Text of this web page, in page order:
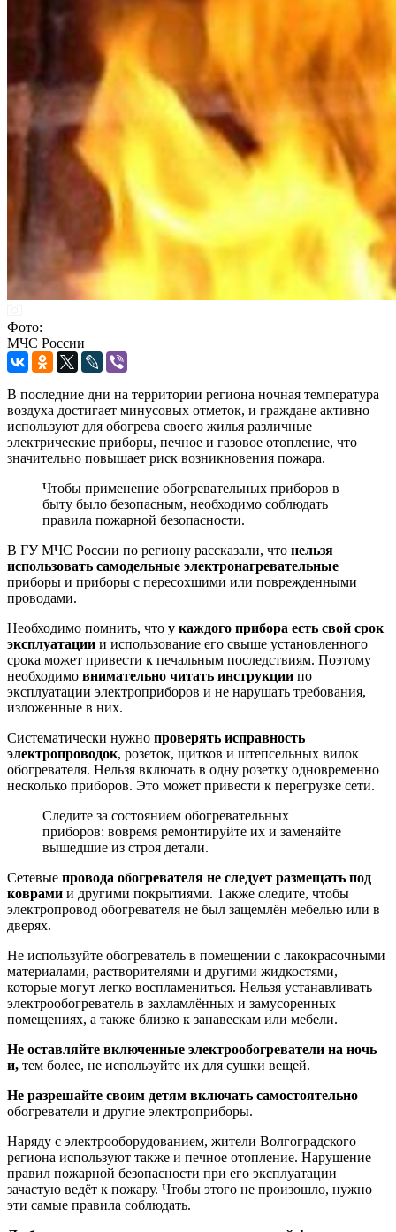
Фото:
МЧС России
В последние дни на территории региона ночная температура
воздуха достигает минусовых отметок, и граждане активно
используют для обогрева своего жилья различные
электрические приборы, печное и газовое отопление, что
значительно повышает риск возникновения пожара.
Чтобы применение обогревательных приборов в
быту было безопасным, необходимо соблюдать
правила пожарной безопасности.
В ГУ МЧС России по региону рассказали, что нельзя
использовать самодельные электронагревательные
приборы и приборы с пересохшими или поврежденными
проводами.
Необходимо помнить, что у каждого прибора есть свой срок
эксплуатации и использование его свыше установленного
срока может привести к печальным последствиям. Поэтому
необходимо внимательно читать инструкции по
эксплуатации электроприборов и не нарушать требования,
изложенные в них.
Систематически нужно проверять исправность
электропроводок, розеток, щитков и штепсельных вилок
обогревателя. Нельзя включать в одну розетку одновременно
несколько приборов. Это может привести к перегрузке сети.
Следите за состоянием обогревательных
приборов: вовремя ремонтируйте их и заменяйте
вышедшие из строя детали.
Сетевые провода обогревателя не следует размещать под
коврами и другими покрытиями. Также следите, чтобы
электропровод обогревателя не был защемлён мебелью или в
дверях.
Не используйте обогреватель в помещении с лакокрасочными
материалами, растворителями и другими жидкостями,
которые могут легко воспламениться. Нельзя устанавливать
электрообогреватель в захламлённых и замусоренных
помещениях, а также близко к занавескам или мебели.
Не оставляйте включенные электрообогреватели на ночь
и, тем более, не используйте их для сушки вещей.
Не разрешайте своим детям включать самостоятельно
обогреватели и другие электроприборы.
Наряду с электрооборудованием, жители Волгоградского
региона используют также и печное отопление. Нарушение
правил пожарной безопасности при его эксплуатации
зачастую ведёт к пожару. Чтобы этого не произошло, нужно
эти самые правила соблюдать.